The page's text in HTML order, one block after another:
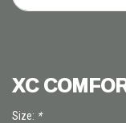
XC
Size: *